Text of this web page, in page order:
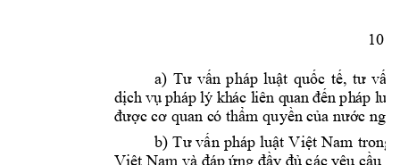
10
a) Tư vấn pháp luật quốc tế, tư vấn
dịch vụ pháp lý khác liên quan đến pháp luậ
được cơ quan có thẩm quyền của nước
b) Tư vấn pháp luật Việt Nam trong
Việt Nam và đáp ứng đầy đủ các yêu cầu tư